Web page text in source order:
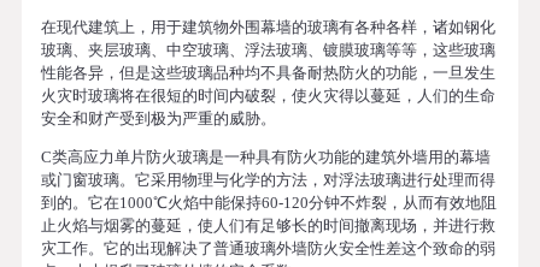
在现代建筑上，用于建筑物外围幕墙的玻璃有各种各样，诸如钢化
玻璃、夹层玻璃、中空玻璃、浮法玻璃、镀膜玻璃等等，这些玻璃
性能各异，但是这些玻璃品种均不具备耐热防火的功能，一旦发生
火灾时玻璃将在很短的时间内破裂，使火灾得以蔓延，人们的生命
安全和财产受到极为严重的威胁。
C类高应力单片防火玻璃是一种具有防火功能的建筑外墙用的幕墙
或门窗玻璃。它采用物理与化学的方法，对浮法玻璃进行处理而得
到的。它在1000℃火焰中能保持60-120分钟不炸裂，从而有效地阻
止火焰与烟雾的蔓延，使人们有足够长的时间撤离现场，并进行救
灾工作。它的出现解决了普通玻璃外墙防火安全性差这个致命的弱